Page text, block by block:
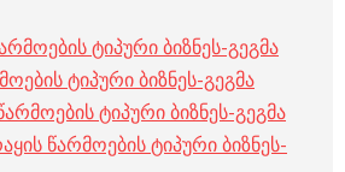
ტიპური ბიზნეს-გეგმა
ტიპური ბიზნეს-გეგმა
ტიპური ბიზნეს-გეგმა
წარმოების ტიპური ბიზნეს-